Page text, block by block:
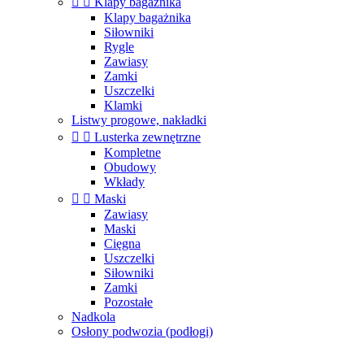
Klapy bagażnika
Siłowniki
Rygle
Zawiasy
Zamki
Uszczelki
Klamki
Listwy progowe, nakładki
  Lusterka zewnętrzne
Kompletne
Obudowy
Wkłady
  Maski
Zawiasy
Maski
Cięgna
Uszczelki
Siłowniki
Zamki
Pozostałe
Nadkola
Osłony podwozia (podłogi)